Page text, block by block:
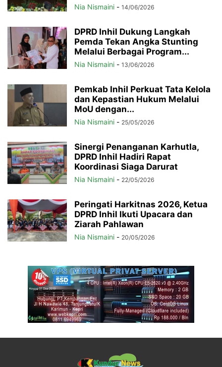
Nia Nismaini - 14/06/2026
DPRD Inhil Dukung Langkah
Pemda Tekan Angka Stunting
Melalui Berbagai Program...
Nia Nismaini - 13/06/2026
Pemkab Inhil Perkuat Tata Kelola
dan Kepastian Hukum Melalui
MoU dengan...
Nia Nismaini - 25/05/2026
Sinergi Penanganan Karhutla,
DPRD Inhil Hadiri Rapat
Koordinasi Siaga Darurat
Nia Nismaini - 22/05/2026
Peringati Harkitnas 2026, Ketua
DPRD Inhil Ikuti Upacara dan
Ziarah Pahlawan
Nia Nismaini - 20/05/2026